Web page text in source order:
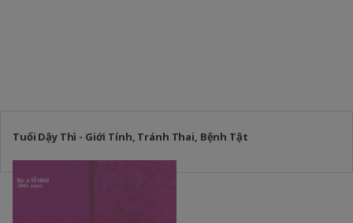
Tuổi Dậy Thì - Giới Tính, Tránh Thai, Bệnh Tật